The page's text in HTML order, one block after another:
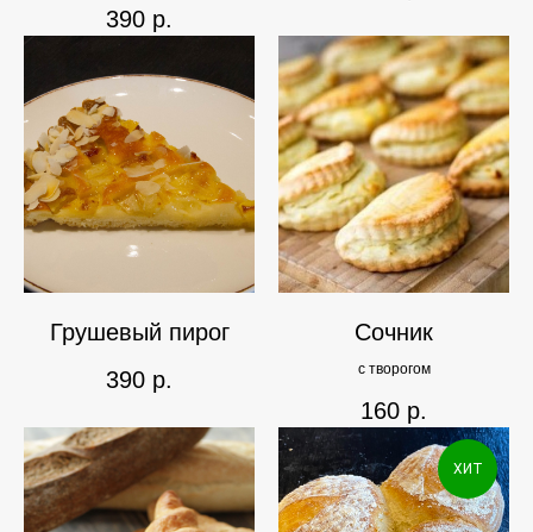
390 р.
Грушевый пирог
390 р.
Сочник
с творогом
160 р.
ХИТ